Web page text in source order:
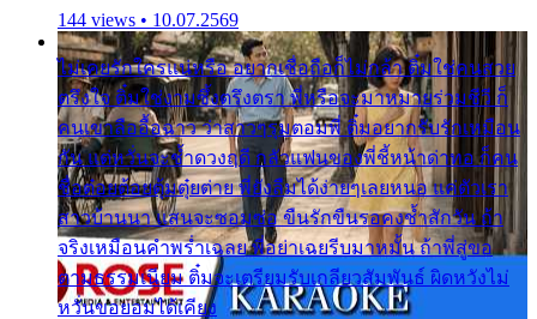
144 views • 10.07.2569
ไม่เคยรักใครแน่หรือ อยากเชื่อถือก็ไม่กล้า ติ๋มใช่คนสวย
ตรึงใจ ติ๋มใช่งามซึ้งตรึงตรา พี่หรือจะมาหมายร่วมชีวี ก็
คนเขาลืออื้อฉาว ว่าสาวๆรุมตอมพี่ ติ๋มอยากรับรักเหมือน
กัน แต่หวั่นจะช้ำดวงฤดี กลัวแฟนของพี่ชี้หน้าด่าทอ ก็คน
ชื่อต๋อยต้อยตุ้มตุ๋ยต่าย พี่ยังลืมได้ง่ายๆเลยหนอ แค่ตัวเรา
สาวบ้านนา แสนจะซอมซ่อ ขืนรักขืนรอคงช้ำสักวัน ถ้า
จริงเหมือนคำพร่ำเฉลย พี่อย่าเฉยรีบมาหมั้น ถ้าพี่สู่ขอ
ตามธรรมเนียม ติ๋มจะเตรียมรับเกลียวสัมพันธ์ ผิดหวังไม่
หวั่นขอยอมได้เคียง